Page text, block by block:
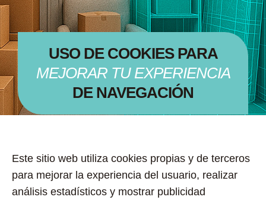
USO DE COOKIES PARA
MEJORAR TU EXPERIENCIA
DE NAVEGACIÓN
Este sitio web utiliza cookies propias y de terceros
para mejorar la experiencia del usuario, realizar
análisis estadísticos y mostrar publicidad